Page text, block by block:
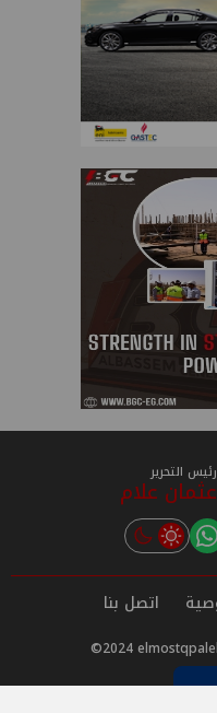
رئيس التحرير
عثمان علام
tiktok
اتصل بنا
©2024